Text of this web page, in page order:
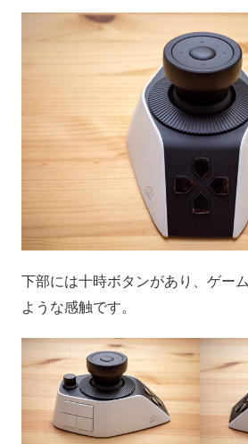
下部には十時ボタンがあり、ゲー
ような感触です。